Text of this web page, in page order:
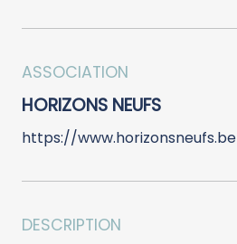
ASSOCIATION
HORIZONS NEUFS
https://www.horizonsneufs.be
DESCRIPTION